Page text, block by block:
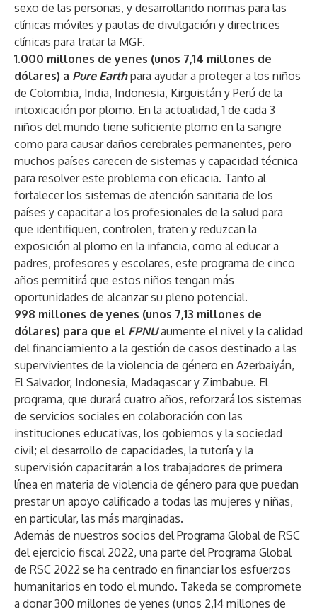
sexo de las personas, y desarrollando normas para las
clínicas móviles y pautas de divulgación y directrices
clínicas para tratar la MGF.
1.000 millones de yenes (unos 7,14 millones de
dólares) a Pure Earthpara ayudar a proteger a los niños
de Colombia, India, Indonesia, Kirguistán y Perú de la
intoxicación por plomo. En la actualidad, 1 de cada 3
niños del mundo tiene suficiente plomo en la sangre
como para causar daños cerebrales permanentes, pero
muchos países carecen de sistemas y capacidad técnica
para resolver este problema con eficacia. Tanto al
fortalecer los sistemas de atención sanitaria de los
países y capacitar a los profesionales de la salud para
que identifiquen, controlen, traten y reduzcan la
exposición al plomo en la infancia, como al educar a
padres, profesores y escolares, este programa de cinco
años permitirá que estos niños tengan más
oportunidades de alcanzar su pleno potencial.
998 millones de yenes (unos 7,13 millones de
dólares) para que el FPNU aumente el nivel y la calidad
del financiamiento a la gestión de casos destinado a las
supervivientes de la violencia de género en Azerbaiyán,
El Salvador, Indonesia, Madagascar y Zimbabue. El
programa, que durará cuatro años, reforzará los sistemas
de servicios sociales en colaboración con las
instituciones educativas, los gobiernos y la sociedad
civil; el desarrollo de capacidades, la tutoría y la
supervisión capacitarán a los trabajadores de primera
línea en materia de violencia de género para que puedan
prestar un apoyo calificado a todas las mujeres y niñas,
en particular, las más marginadas.
Además de nuestros socios del Programa Global de RSC
del ejercicio fiscal 2022, una parte del Programa Global
de RSC 2022 se ha centrado en financiar los esfuerzos
humanitarios en todo el mundo. Takeda se compromete
a donar 300 millones de yenes (unos 2,14 millones de